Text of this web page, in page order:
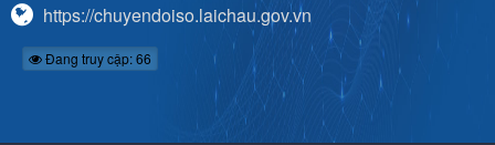
https://chuyendoiso.laichau.gov.vn
Đang truy cập: 66